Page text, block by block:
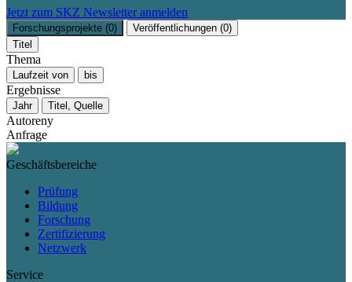
Jetzt zum SKZ Newsletter anmelden
Forschungsprojekte (0) Veröffentlichungen (0)
Titel
Thema
Laufzeit von bis
Ergebnisse
Jahr Titel, Quelle
Autoreny
Anfrage
Geschäftsbereiche
Prüfung
Bildung
Forschung
Zertifizierung
Netzwerk
Service